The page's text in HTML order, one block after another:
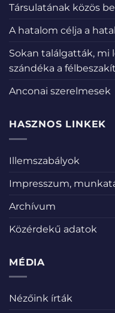
Társulatának közös
A hatalom célja a
Sokan találgatták, mi
szándéka a
Anconai szerelmesek
HASZNOS LINKEK
Illemszabályok
Impresszum,
Archívum
Közérdekű adatok
MÉDIA
Nézőink írták